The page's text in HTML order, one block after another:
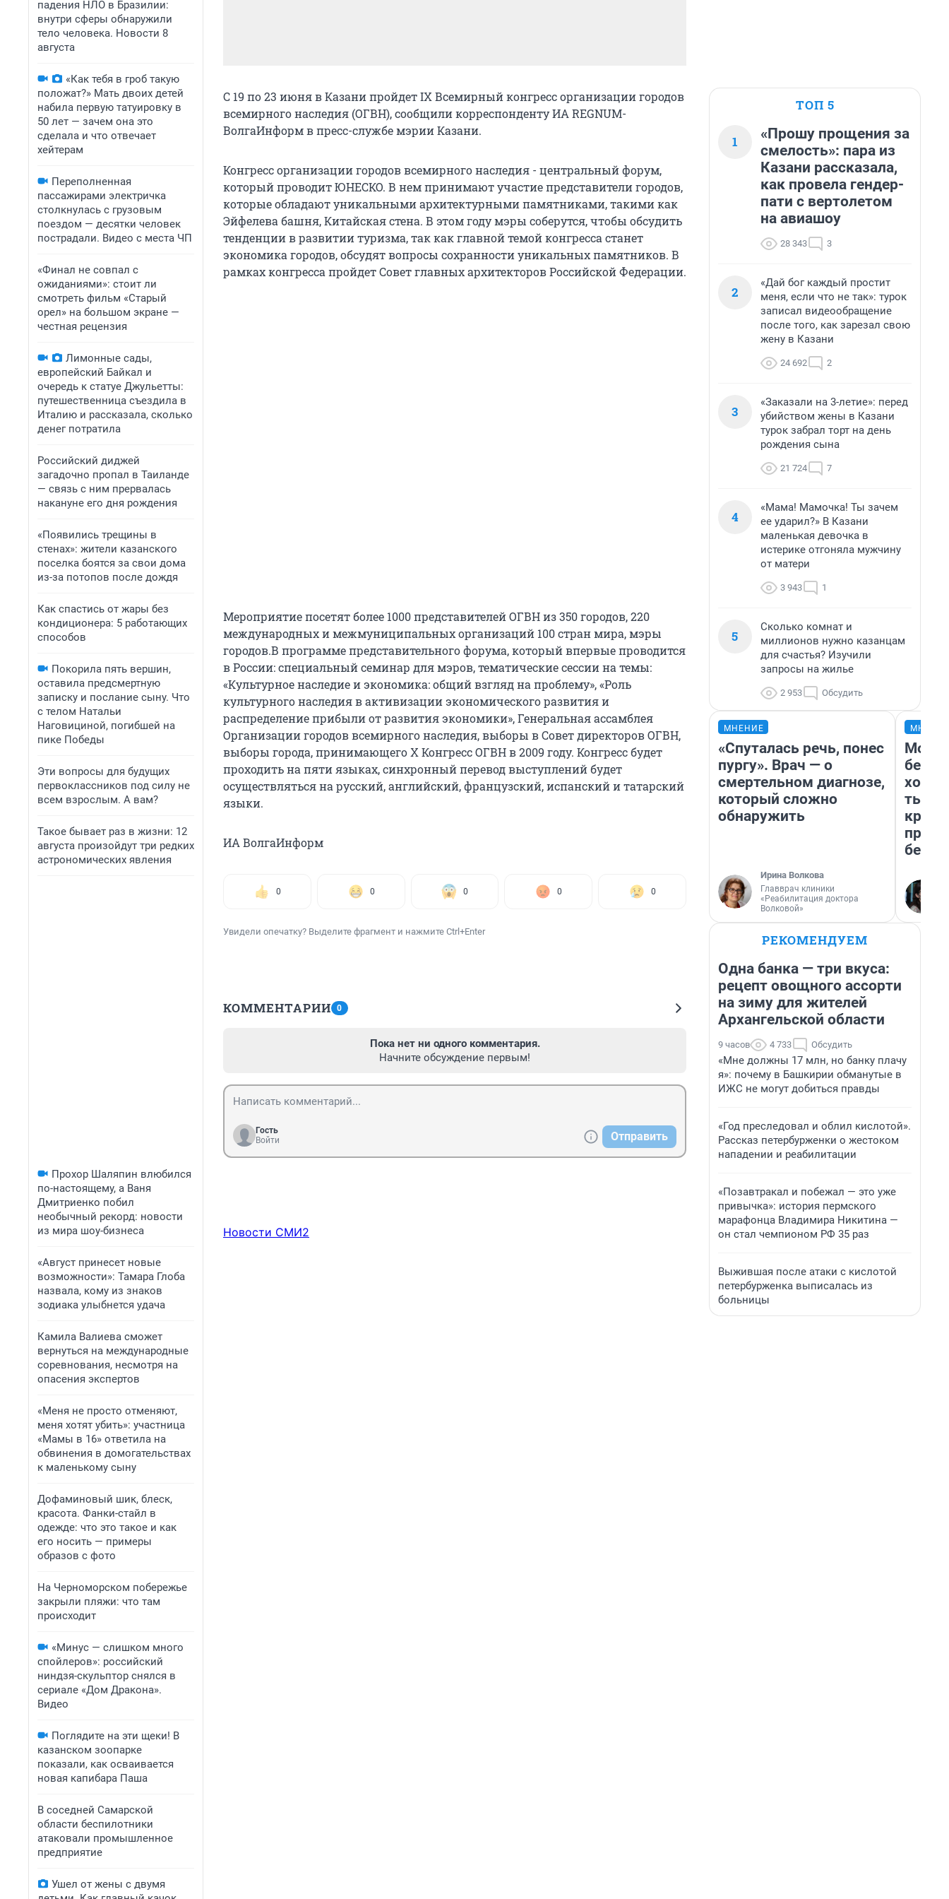
падения НЛО в Бразилии:
внутри сферы обнаружили
тело человека. Новости 8
августа
«Как тебя в гроб такую
положат?» Мать двоих детей
набила первую татуировку в
50 лет — зачем она это
сделала и что отвечает
хейтерам
Переполненная
пассажирами электричка
столкнулась с грузовым
поездом — десятки человек
пострадали. Видео с места ЧП
«Финал не совпал с
ожиданиями»: стоит ли
смотреть фильм «Старый
орел» на большом экране —
честная рецензия
Лимонные сады,
европейский Байкал и
очередь к статуе Джульетты:
путешественница съездила в
Италию и рассказала, сколько
денег потратила
Российский диджей
загадочно пропал в Таиланде
— связь с ним прервалась
накануне его дня рождения
«Появились трещины в
стенах»: жители казанского
поселка боятся за свои дома
из-за потопов после дождя
Как спастись от жары без
кондиционера: 5 работающих
способов
Покорила пять вершин,
оставила предсмертную
записку и послание сыну. Что
с телом Натальи
Наговициной, погибшей на
пике Победы
Эти вопросы для будущих
первоклассников под силу не
всем взрослым. А вам?
Такое бывает раз в жизни: 12
августа произойдут три редких
астрономических явления
Прохор Шаляпин влюбился
по-настоящему, а Ваня
Дмитриенко побил
необычный рекорд: новости
из мира шоу-бизнеса
«Август принесет новые
возможности»: Тамара Глоба
назвала, кому из знаков
зодиака улыбнется удача
Камила Валиева сможет
вернуться на международные
соревнования, несмотря на
опасения экспертов
«Меня не просто отменяют,
меня хотят убить»: участница
«Мамы в 16» ответила на
обвинения в домогательствах
к маленькому сыну
Дофаминовый шик, блеск,
красота. Фанки-стайл в
одежде: что это такое и как
его носить — примеры
образов с фото
На Черноморском побережье
закрыли пляжи: что там
происходит
«Минус — слишком много
спойлеров»: российский
ниндзя-скульптор снялся в
сериале «Дом Дракона».
Видео
Поглядите на эти щеки! В
казанском зоопарке
показали, как осваивается
новая капибара Паша
В соседней Самарской
области беспилотники
атаковали промышленное
предприятие
Ушел от жены с двумя
С 19 по 23 июня в Казани пройдет IX Всемирный конгресс организации городов
всемирного наследия (ОГВН), сообщили корреспонденту ИА REGNUM-
ВолгаИнформ в пресс-службе мэрии Казани.
Конгресс организации городов всемирного наследия - центральный форум,
который проводит ЮНЕСКО. В нем принимают участие представители городов,
которые обладают уникальными архитектурными памятниками, такими как
Эйфелева башня, Китайская стена. В этом году мэры соберутся, чтобы обсудить
тенденции в развитии туризма, так как главной темой конгресса станет
экономика городов, обсудят вопросы сохранности уникальных памятников. В
рамках конгресса пройдет Совет главных архитекторов Российской Федерации.
Мероприятие посетят более 1000 представителей ОГВН из 350 городов, 220
международных и межмуниципальных организаций 100 стран мира, мэры
городов.В программе представительного форума, который впервые проводится
в России: специальный семинар для мэров, тематические сессии на темы:
«Культурное наследие и экономика: общий взгляд на проблему», «Роль
культурного наследия в активизации экономического развития и
распределение прибыли от развития экономики», Генеральная ассамблея
Организации городов всемирного наследия, выборы в Совет директоров ОГВН,
выборы города, принимающего X Конгресс ОГВН в 2009 году. Конгресс будет
проходить на пяти языках, синхронный перевод выступлений будет
осуществляться на русский, английский, французский, испанский и татарский
языки.
ИА ВолгаИнформ
0 0 0 0 0
Увидели опечатку? Выделите фрагмент и нажмите Ctrl+Enter
КОММЕНТАРИИ 0
Пока нет ни одного комментария.
Начните обсуждение первым!
Гость
Войти
Отправить
Новости СМИ2
ТОП 5
1
«Прошу прощения за
смелость»: пара из
Казани рассказала,
как провела гендер-
пати с вертолетом
на авиашоу
28 343 3
2
«Дай бог каждый простит
меня, если что не так»: турок
записал видеообращение
после того, как зарезал свою
жену в Казани
24 692 2
3
«Заказали на 3-летие»: перед
убийством жены в Казани
турок забрал торт на день
рождения сына
21 724 7
4
«Мама! Мамочка! Ты зачем
ее ударил?» В Казани
маленькая девочка в
истерике отгоняла мужчину
от матери
3 943 1
5
Сколько комнат и
миллионов нужно казанцам
для счастья? Изучили
запросы на жилье
2 953 Обсудить
МНЕНИЕ
«Спуталась речь, понес
пургу». Врач — о
смертельном диагнозе,
который сложно
обнаружить
Ирина Волкова
Главврач клиники
«Реабилитация доктора
Волковой»
Мой
РЕКОМЕНДУЕМ
Одна банка — три вкуса:
рецепт овощного ассорти
на зиму для жителей
Архангельской области
9 часов 4 733 Обсудить
«Мне должны 17 млн, но банку плачу
я»: почему в Башкирии обманутые в
ИЖС не могут добиться правды
«Год преследовал и облил кислотой».
Рассказ петербурженки о жестоком
нападении и реабилитации
«Позавтракал и побежал — это уже
привычка»: история пермского
марафонца Владимира Никитина —
он стал чемпионом РФ 35 раз
Выжившая после атаки с кислотой
петербурженка выписалась из
больницы